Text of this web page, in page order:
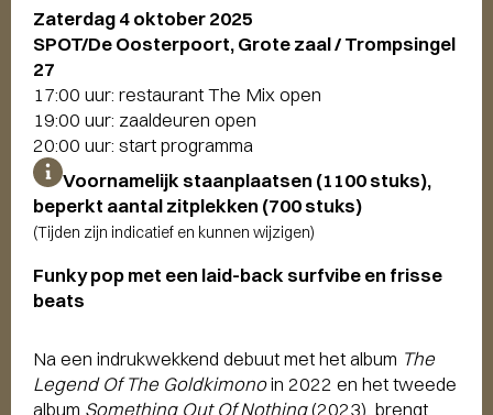
Zaterdag 4 oktober 2025
SPOT/De Oosterpoort, Grote zaal / Trompsingel
27
17:00 uur: restaurant The Mix open
19:00 uur: zaaldeuren open
20:00 uur: start programma
Voornamelijk staanplaatsen (1100 stuks),
beperkt aantal zitplekken (700 stuks)
(Tijden zijn indicatief en kunnen wijzigen)
Funky pop met een laid-back surfvibe en frisse
beats
Na een indrukwekkend debuut met het album The
Legend Of The Goldkimonoin 2022 en het tweede
album Something Out Of Nothing(2023), brengt